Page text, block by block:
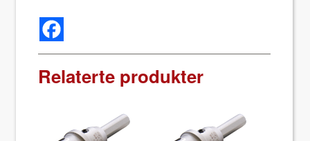
Relaterte produkter